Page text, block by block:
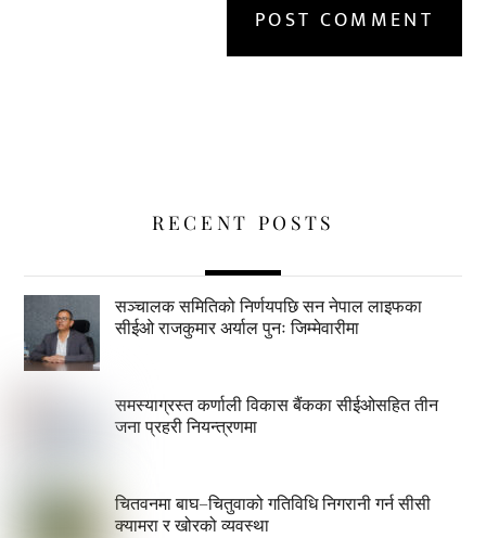
RECENT POSTS
सञ्चालक समितिको निर्णयपछि सन नेपाल लाइफका
सीईओ राजकुमार अर्याल पुनः जिम्मेवारीमा
समस्याग्रस्त कर्णाली विकास बैंकका सीईओसहित तीन
जना प्रहरी नियन्त्रणमा
चितवनमा बाघ–चितुवाको गतिविधि निगरानी गर्न सीसी
क्यामरा र खोरको व्यवस्था